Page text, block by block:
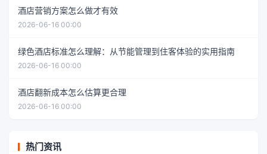
酒店营销方案怎么做才有效
2026-06-16 00:00
绿色酒店标准怎么理解：从节能管理到住客体验的实用指南
2026-06-16 00:00
酒店翻新成本怎么估算更合理
2026-06-16 00:00
热门资讯